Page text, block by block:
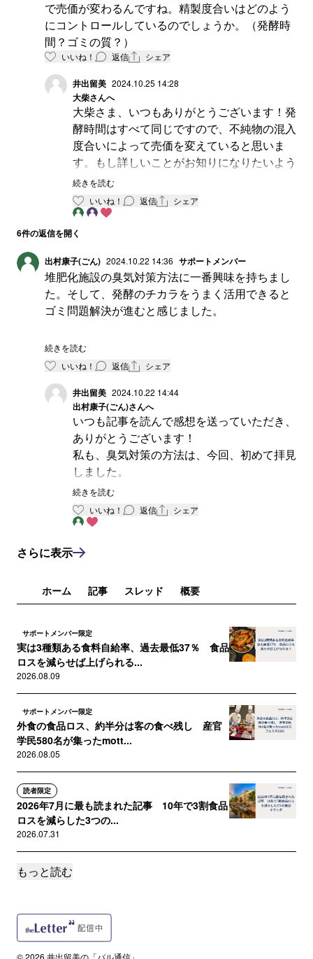
で売価が変わるんですね。精製度合いはどのよう
にコントロールしているのでしょうか。（発酵時
間？ゴミの質？）
いいね！ 返信 シェア
井出留美 2024.10.25 14:28
大柴さんへ
大柴さま、いつもありがとうございます！発
酵時間はすべて同じですので、不純物の混入
度合いによって売価を変えていると思いま
す。もし詳しいことがお知りになりたいよう
でしたら先方に英語で問い合わせますのでご
質問を送っていただければ幸いです。
続きを読む
いいね！
返信 シェア
6件の返信を開く
出村康子(ごん) 2024.10.22 14:36 サポートメンバー
堆肥化施設の臭気対策方法に一番興味を持ちまし
た。そして、発酵のチカラをうまく活用できると
ゴミ問題解決が進むと感じました。
発酵・循環に興味のある方々にゴミ分別の話題を
投げかけたところ、逆にアメリカ在住の方から、
「日本のリサイクル熱に驚いている」と思いがけ
ない反応がありました。
あらためて、身近なところから世界各地でもいい
方向に向かうこと願います。
続きを読む
いいね！
返信 シェア
井出留美 2024.10.22 14:44
出村康子(ごん)さんへ
いつも記事を読んで感想を送っていただき、
ありがとうございます！
私も、臭気対策の方法は、今回、初めて拝見
しました。
思ったより短期間で堆肥ができあがることに
も驚きました。
ぜひ、海外の方も巻き込んで、世界全体で機
続きを読む
いいね！
返信 シェア
さらに表示
ホーム 記事 スレッド 概要
サポートメンバー限定
実は3種類ある食料自給率、過去最低37％ 食品
ロスを減らせば上げられる...
2026.08.09
サポートメンバー限定
外食の食品ロス、約半分は客の食べ残し 産官
学民580名が集ったmott...
2026.08.05
読者限定
2026年7月に最も読まれた記事 10年で3割食品
ロスを減らした3つの...
2026.07.31
読者限定
2026.07.23
もっと読む
© 2026 井出留美の「パル通信」